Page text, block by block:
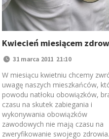
Kwiecień miesiącem
31 marca 2011 21:10
W miesiącu kwietniu chcemy
uwagę naszych mieszkańców,
powodu natłoku obowiązków,
czasu na skutek zabiegania i
wykonywania obowiązków
zawodowych nie mają czasu na
zweryfikowanie swojego zdrowia.